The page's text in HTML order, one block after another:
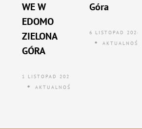
WE W
EDOMO
ZIELONA
GÓRA
1 LISTOPAD 2024
AKTUALNOŚCI
Góra
6 LISTOPAD 2024
AKTUALNOŚCI